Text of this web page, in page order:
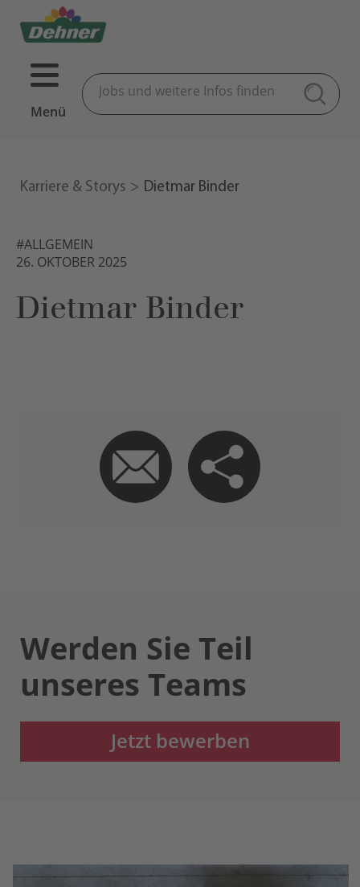
Menü
Karriere & Storys Dietmar Binder
#ALLGEMEIN
26. OKTOBER 2025
Dietmar Binder
Werden Sie Teil
unseres Teams
Jetzt bewerben